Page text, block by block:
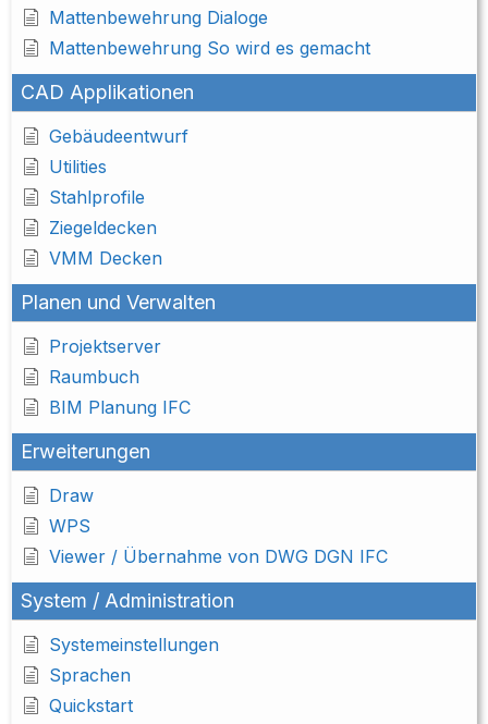
Mattenbewehrung Dialoge
Mattenbewehrung So wird es gemacht
CAD Applikationen
Gebäudeentwurf
Utilities
Stahlprofile
Ziegeldecken
VMM Decken
Planen und Verwalten
Projektserver
Raumbuch
BIM Planung IFC
Erweiterungen
Draw
WPS
Viewer / Übernahme von DWG DGN IFC
System / Administration
Systemeinstellungen
Sprachen
Quickstart